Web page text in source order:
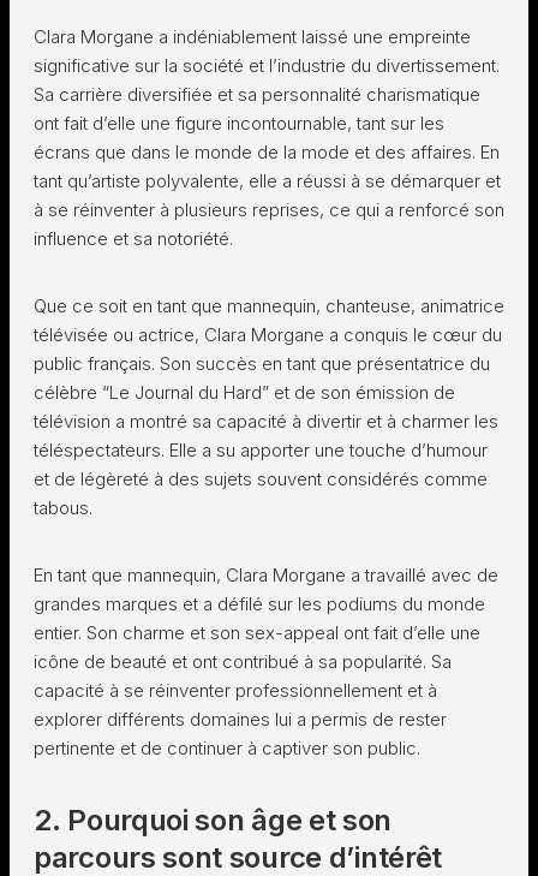
Clara Morgane a indéniablement laissé une empreinte
significative sur la société et l’industrie du divertissement.
Sa carrière diversifiée et sa personnalité charismatique
ont fait d’elle une figure incontournable, tant sur les
écrans que dans le monde de la mode et des affaires. En
tant qu’artiste polyvalente, elle a réussi à se démarquer et
à se réinventer à plusieurs reprises, ce qui a renforcé son
influence et sa notoriété.
Que ce soit en tant que mannequin, chanteuse, animatrice
télévisée ou actrice, Clara Morgane a conquis le cœur du
public français. Son succès en tant que présentatrice du
célèbre “Le Journal du Hard” et de son émission de
télévision a montré sa capacité à divertir et à charmer les
téléspectateurs. Elle a su apporter une touche d’humour
et de légèreté à des sujets souvent considérés comme
tabous.
En tant que mannequin, Clara Morgane a travaillé avec de
grandes marques et a défilé sur les podiums du monde
entier. Son charme et son sex-appeal ont fait d’elle une
icône de beauté et ont contribué à sa popularité. Sa
capacité à se réinventer professionnellement et à
explorer différents domaines lui a permis de rester
pertinente et de continuer à captiver son public.
2. Pourquoi son âge et son
parcours sont source d’intérêt